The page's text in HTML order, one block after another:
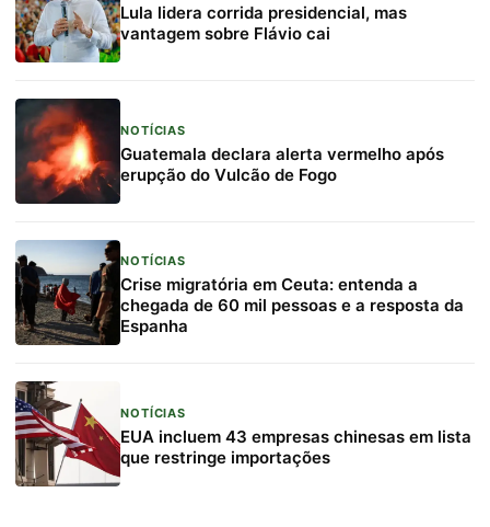
Lula lidera corrida presidencial, mas
vantagem sobre Flávio cai
NOTÍCIAS
Guatemala declara alerta vermelho após
erupção do Vulcão de Fogo
NOTÍCIAS
Crise migratória em Ceuta: entenda a
chegada de 60 mil pessoas e a resposta da
Espanha
NOTÍCIAS
EUA incluem 43 empresas chinesas em lista
que restringe importações